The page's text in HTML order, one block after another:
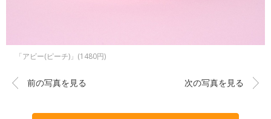
「アビー(ピーチ)」(1480円)
前の写真を見る 次の写真を見る